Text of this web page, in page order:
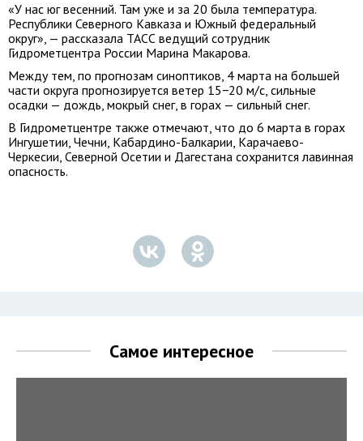
«У нас юг весенний. Там уже и за 20 была температура.
Республики Северного Кавказа и Южный федеральный
округ», — рассказала ТАСС ведущий сотрудник
Гидрометцентра России Марина Макарова.
Между тем, по прогнозам синоптиков, 4 марта на большей
части округа прогнозируется ветер 15−20 м/с, сильные
осадки — дождь, мокрый снег, в горах — сильный снег.
В Гидрометцентре также отмечают, что до 6 марта в горах
Ингушетии, Чечни, Кабардино-Балкарии, Карачаево-
Черкесии, Северной Осетии и Дагестана сохранится лавинная
опасность.
Самое интересное